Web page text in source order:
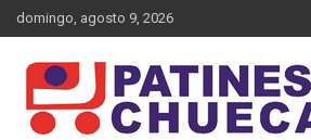
Saltar
al
domingo, agosto 9, 2026